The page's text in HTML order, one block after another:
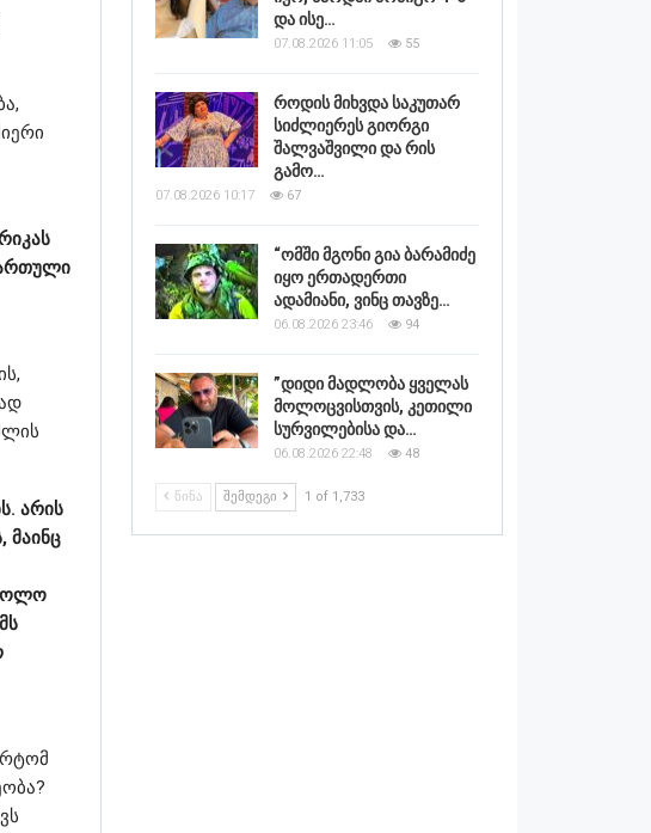
არის
მაინც
და ისე…
07.08.2026 11:05 55
როდის მიხვდა საკუთარ
სიძლიერეს გიორგი
შალვაშვილი და რის
გამო…
07.08.2026 10:17 67
“ომში მგონი გია ბარამიძე
იყო ერთადერთი
ადამიანი, ვინც თავზე…
06.08.2026 23:46 94
”დიდი მადლობა ყველას
მოლოცვისთვის, კეთილი
სურვილებისა და…
06.08.2026 22:48 48
ᲬᲘᲜᲐ ᲨᲔᲛᲓᲔᲒᲘ 1 of 1,733